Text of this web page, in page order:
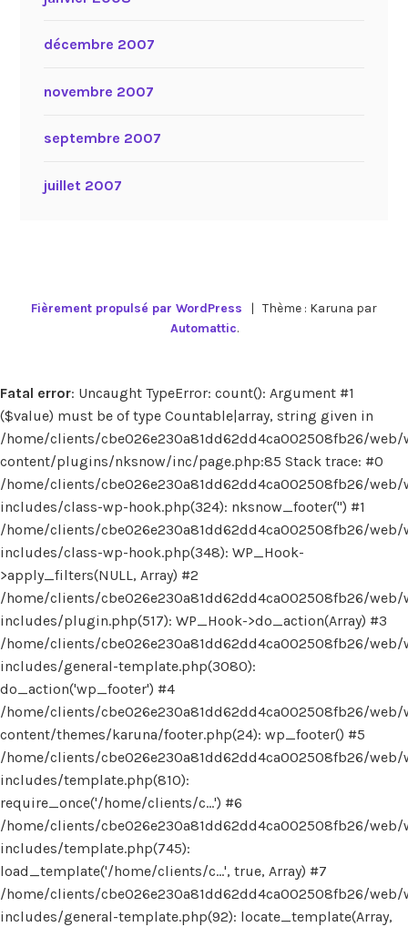
décembre 2007
novembre 2007
septembre 2007
juillet 2007
Fièrement propulsé par WordPress | Thème : Karuna par
Automattic.
Fatal error: Uncaught TypeError: count(): Argument #1
($value) must be of type Countable|array, string given in
/home/clients/cbe026e230a81dd62dd4ca002508fb26/web/
content/plugins/nksnow/inc/page.php:85 Stack trace: #0
/home/clients/cbe026e230a81dd62dd4ca002508fb26/web/
includes/class-wp-hook.php(324): nksnow_footer('') #1
/home/clients/cbe026e230a81dd62dd4ca002508fb26/web/
includes/class-wp-hook.php(348): WP_Hook-
>apply_filters(NULL, Array) #2
/home/clients/cbe026e230a81dd62dd4ca002508fb26/web/
includes/plugin.php(517): WP_Hook->do_action(Array) #3
/home/clients/cbe026e230a81dd62dd4ca002508fb26/web/
includes/general-template.php(3080):
do_action('wp_footer') #4
/home/clients/cbe026e230a81dd62dd4ca002508fb26/web/
content/themes/karuna/footer.php(24): wp_footer() #5
/home/clients/cbe026e230a81dd62dd4ca002508fb26/web/
includes/template.php(810):
require_once('/home/clients/c...') #6
/home/clients/cbe026e230a81dd62dd4ca002508fb26/web/
includes/template.php(745):
load_template('/home/clients/c...', true, Array) #7
/home/clients/cbe026e230a81dd62dd4ca002508fb26/web/
includes/general-template.php(92): locate_template(Array,